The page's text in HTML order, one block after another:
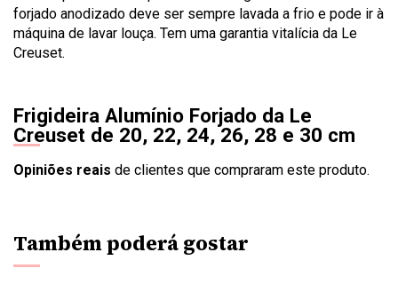
forjado anodizado deve ser sempre lavada a frio e pode ir à
máquina de lavar louça. Tem uma garantia vitalícia da Le
Creuset.
Frigideira Alumínio Forjado da Le
Creuset de 20, 22, 24, 26, 28 e 30 cm
Opiniões reais de clientes que compraram este produto.
Também poderá gostar